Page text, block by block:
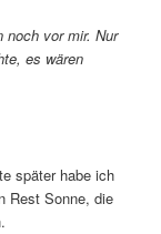
noch vor mir. Nur
es wären
später habe ich
Rest Sonne, die